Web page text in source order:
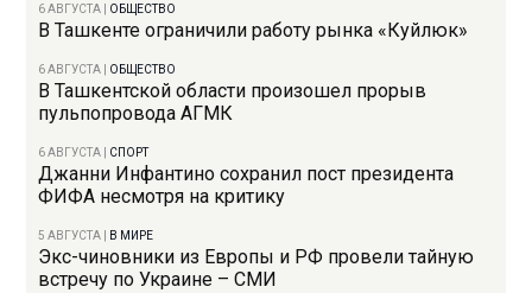
6 АВГУСТА ОБЩЕСТВО
В Ташкенте ограничили работу рынка «Куйлюк»
6 АВГУСТА ОБЩЕСТВО
В Ташкентской области произошел прорыв
пульпопровода АГМК
6 АВГУСТА СПОРТ
Джанни Инфантино сохранил пост президента
ФИФА несмотря на критику
5 АВГУСТА В МИРЕ
Экс-чиновники из Европы и РФ провели тайную
встречу по Украине – СМИ